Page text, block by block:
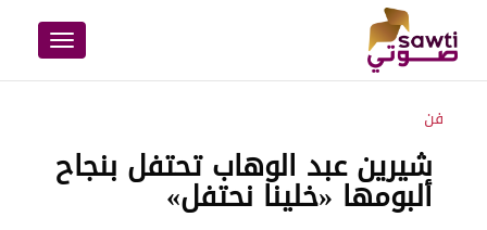
Toggle
navigation
فن
شيرين عبد الوهاب تحتفل بنجاح
ألبومها «خلينا نحتفل»